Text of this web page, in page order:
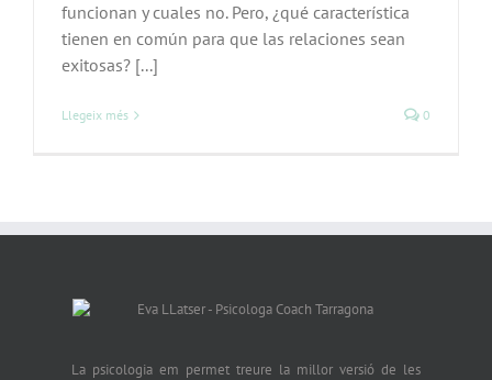
funcionan y cuales no. Pero, ¿qué característica
tienen en común para que las relaciones sean
exitosas? [...]
Llegeix més 0
La psicologia em permet treure la millor versió de les